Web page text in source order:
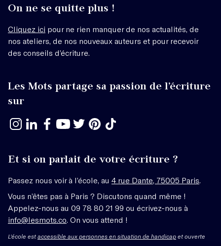
On ne se quitte plus !
Cliquez ici pour ne rien manquer de nos actualités, de
nos ateliers, de nos nouveaux auteurs et pour recevoir
des conseils d’écriture.
Les Mots partage sa passion de l’écriture
sur
Et si on parlait de votre écriture ?
Passez nous voir à l’école, au 4 rue Dante, 75005 Paris.
Vous n’êtes pas à Paris ? Discutons quand même !
Appelez-nous au 09 78 80 21 99 ou écrivez-nous à
info@lesmots.co. On vous attend !
L'école estaccessible aux personnes en situation de handicap et ouverte